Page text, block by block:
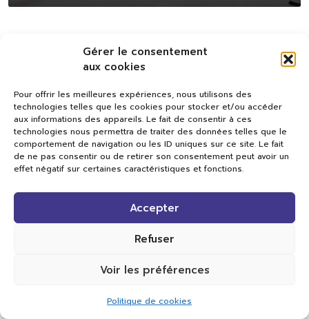
Gérer le consentement
aux cookies
Pour offrir les meilleures expériences, nous utilisons des
technologies telles que les cookies pour stocker et/ou accéder
aux informations des appareils. Le fait de consentir à ces
technologies nous permettra de traiter des données telles que le
comportement de navigation ou les ID uniques sur ce site. Le fait
de ne pas consentir ou de retirer son consentement peut avoir un
effet négatif sur certaines caractéristiques et fonctions.
Accepter
Refuser
Voir les préférences
Politique de cookies
Val TV
Centre de Compétences Médias
Rue du Pont-Neuf 24
Tous droits réservés.
Réalisation Cavin-Baudat Digital Lab